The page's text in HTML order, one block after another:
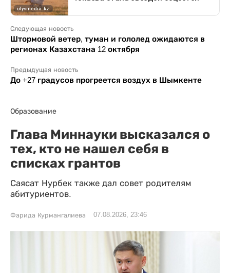
Следующая новость
Штормовой ветер, туман и гололед ожидаются в
регионах Казахстана 12 октября
Предыдущая новость
До +27 градусов прогреется воздух в Шымкенте
Образование
Глава Миннауки высказался о
тех, кто не нашел себя в
списках грантов
Саясат Нурбек также дал совет родителям
абитуриентов.
Фарида Курмангалиева 07.08.2026, 23:46